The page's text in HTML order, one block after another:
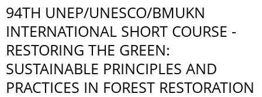
94TH UNEP/UNESCO/BMUKN
INTERNATIONAL SHORT COURSE -
RESTORING THE GREEN:
SUSTAINABLE PRINCIPLES AND
PRACTICES IN FOREST RESTORATION